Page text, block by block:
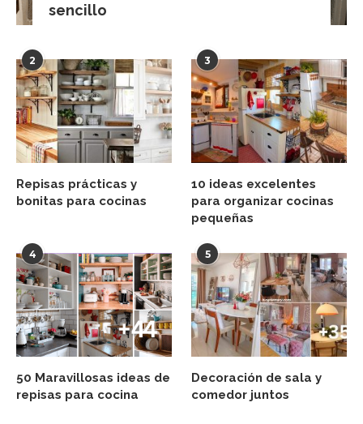
sencillo
2
Repisas prácticas y
bonitas para cocinas
3
10 ideas excelentes
para organizar cocinas
pequeñas
4
50 Maravillosas ideas de
repisas para cocina
5
Decoración de sala y
comedor juntos